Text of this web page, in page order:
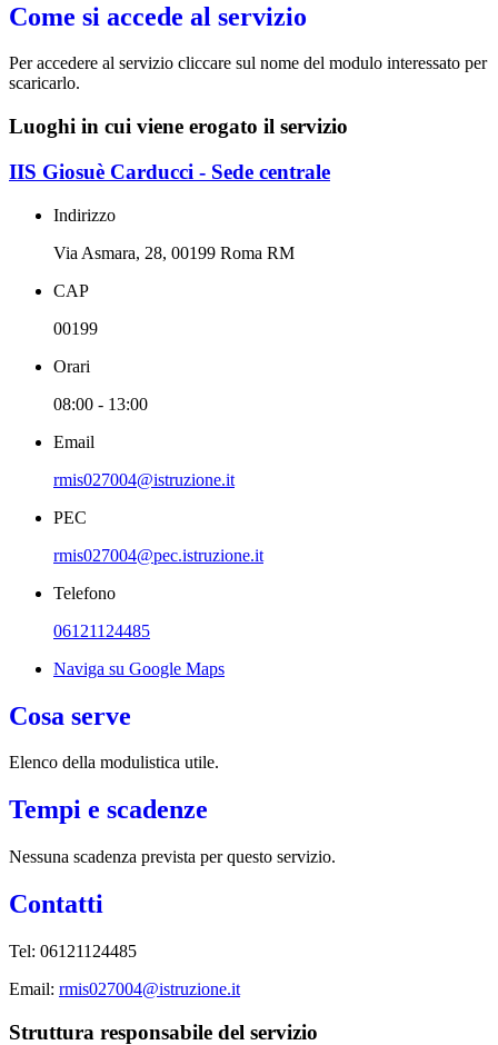
Come si accede al servizio
Per accedere al servizio cliccare sul nome del modulo interessato per
scaricarlo.
Luoghi in cui viene erogato il servizio
IIS Giosuè Carducci - Sede centrale
Indirizzo
Via Asmara, 28, 00199 Roma RM
CAP
00199
Orari
08:00 - 13:00
Email
rmis027004@istruzione.it
PEC
rmis027004@pec.istruzione.it
Telefono
06121124485
Naviga su Google Maps
Cosa serve
Elenco della modulistica utile.
Tempi e scadenze
Nessuna scadenza prevista per questo servizio.
Contatti
Tel: 06121124485
Email: rmis027004@istruzione.it
Struttura responsabile del servizio